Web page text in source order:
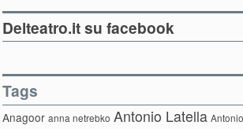
Delteatro.it su facebook
Tags
Anagoor anna netrebko Antonio Latella Antonio